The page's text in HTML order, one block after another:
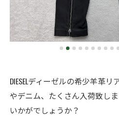
DIESELディーゼルの希少羊革
やデニム、たくさん入荷致し
いかがでしょうか？